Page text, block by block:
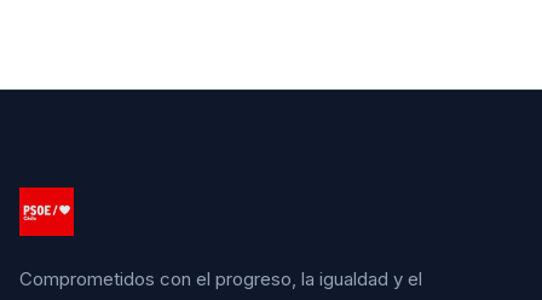
Comprometidos con el progreso, la igualdad y el